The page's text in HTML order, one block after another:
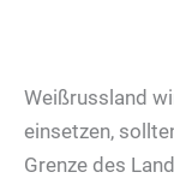
Weißrussland
einsetzen,
Grenze des